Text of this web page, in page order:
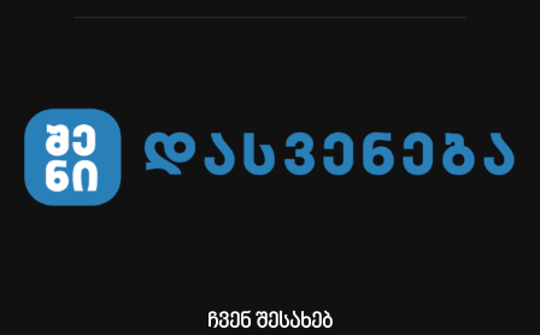
ჩვენ შესახებ